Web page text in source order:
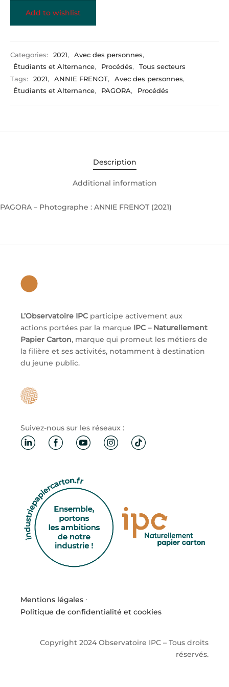
Add to wishlist
Categories: 2021, Avec des personnes,
Étudiants et Alternance, Procédés,
Tous secteurs
Tags:
2021, ANNIE FRENOT, Avec des personnes,
Étudiants et Alternance, PAGORA, Procédés
Description
Additional information
PAGORA – Photographe : ANNIE FRENOT (2021)
L’Observatoire IPC participe activement aux
actions portées par la marque IPC – Naturellement
Papier Carton, marque qui promeut les métiers de
la filière et ses activités, notamment à destination
du jeune public.
Suivez-nous sur les réseaux :
Mentions légales ·
Politique de confidentialité et cookies
Copyright 2024 Observatoire IPC – Tous droits
réservés.